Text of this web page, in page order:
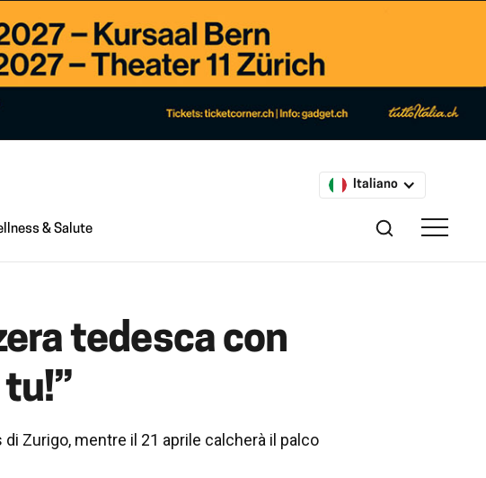
Italiano
& Salute
tedesca con
Zurigo, mentre il 21 aprile calcherà il palco